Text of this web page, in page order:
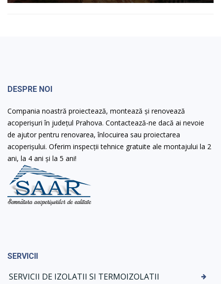
DESPRE NOI
Compania noastră proiectează, montează și renovează
acoperișuri în județul Prahova. Contactează-ne dacă ai nevoie
de ajutor pentru renovarea, înlocuirea sau proiectarea
acoperișului. Oferim inspecții tehnice gratuite ale montajului la 2
ani, la 4 ani și la 5 ani!
SERVICII
SERVICII DE IZOLATII SI TERMOIZOLATII